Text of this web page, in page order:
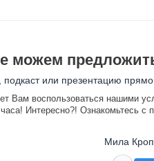
можем
подкаст или презентацию
Вам воспользоваться нашими
Интересно?! Ознакомьтесь с
Мила